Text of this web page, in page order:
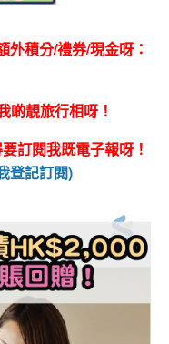
積分/禮券/現金呀：
啲靚旅行相呀！
訂閱我既電子報呀！
登記訂閱)